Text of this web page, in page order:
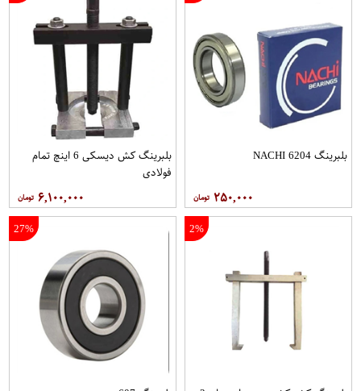
بلبرینگ 6204 NACHI
۲۵۰,۰۰۰
بلبرینگ کش دیسکی 6 اینچ تمام
فولادی
۶,۱۰۰,۰۰۰
2%
27%